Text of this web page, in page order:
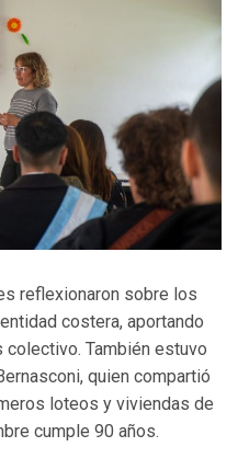
reflexionaron sobre los
costera, aportando
También estuvo
quien compartió
loteos y viviendas de
cumple 90 años.